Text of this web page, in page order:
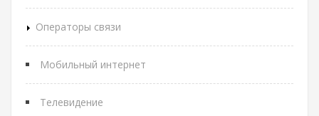
Операторы связи
Мобильный интернет
Телевидение